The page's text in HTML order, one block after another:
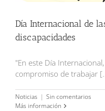
Día Internacional de
discapacidades
"En este Día
compromiso de trabajar
Noticias | Sin comentarios
Más información